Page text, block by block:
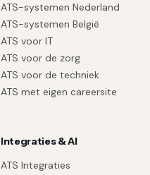
ATS-systemen Nederland
ATS-systemen België
ATS voor IT
ATS voor de zorg
ATS voor de techniek
ATS met eigen careersite
Integraties & AI
ATS Integraties